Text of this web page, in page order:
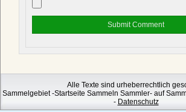
Alle Texte sind urheberrechtlich
Sammelgebiet -Startseite Sammeln Sammler- auf
- Datenschutz